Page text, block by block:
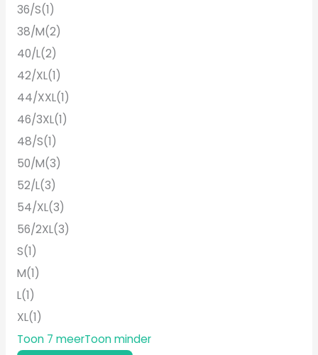
36/S(1)
38/M(2)
40/L(2)
42/XL(1)
44/XXL(1)
46/3XL(1)
48/S(1)
50/M(3)
52/L(3)
54/XL(3)
56/2XL(3)
S(1)
M(1)
L(1)
XL(1)
Toon 7 meerToon minder